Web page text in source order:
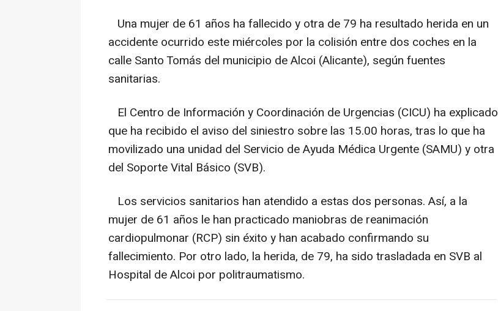
Una mujer de 61 años ha fallecido y otra de 79 ha resultado herida en un
accidente ocurrido este miércoles por la colisión entre dos coches en la
calle Santo Tomás del municipio de Alcoi (Alicante), según fuentes
sanitarias.
El Centro de Información y Coordinación de Urgencias (CICU) ha explicado
que ha recibido el aviso del siniestro sobre las 15.00 horas, tras lo que ha
movilizado una unidad del Servicio de Ayuda Médica Urgente (SAMU) y otra
del Soporte Vital Básico (SVB).
Los servicios sanitarios han atendido a estas dos personas. Así, a la
mujer de 61 años le han practicado maniobras de reanimación
cardiopulmonar (RCP) sin éxito y han acabado confirmando su
fallecimiento. Por otro lado, la herida, de 79, ha sido trasladada en SVB al
Hospital de Alcoi por politraumatismo.